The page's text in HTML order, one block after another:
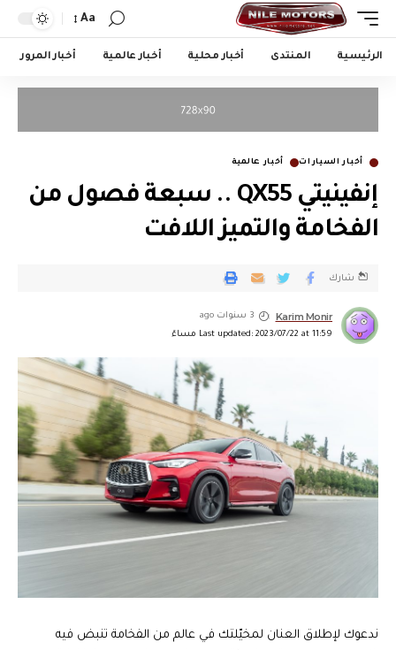
Aa
الرئيسية المنتدى أخبار محلية أخبار عالمية أخبار المرور
أخبار السيارات أخبار عالمية
إنفينيتي QX55 .. سبعة فصول من
الفخامة والتميز اللافت
Last updated: 2023/07/22 at 11:59 مساءً
Karim Monir 3 سنوات ago
شارك
ندعوك لإطلاق العنان لمخيّلتك في عالم من الفخامة تنبض فيه